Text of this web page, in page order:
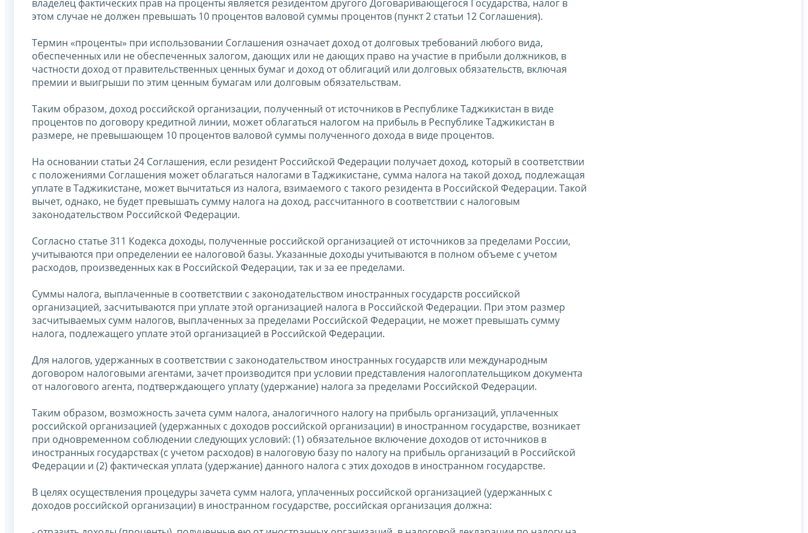
владелец фактических прав на проценты является резидентом другого Договаривающегося Государства, налог в
этом случае не должен превышать 10 процентов валовой суммы процентов (пункт 2 статьи 12 Соглашения).
Термин «проценты» при использовании Соглашения означает доход от долговых требований любого вида,
обеспеченных или не обеспеченных залогом, дающих или не дающих право на участие в прибыли должников, в
частности доход от правительственных ценных бумаг и доход от облигаций или долговых обязательств, включая
премии и выигрыши по этим ценным бумагам или долговым обязательствам.
Таким образом, доход российской организации, полученный от источников в Республике Таджикистан в виде
процентов по договору кредитной линии, может облагаться налогом на прибыль в Республике Таджикистан в
размере, не превышающем 10 процентов валовой суммы полученного дохода в виде процентов.
На основании статьи 24 Соглашения, если резидент Российской Федерации получает доход, который в соответствии
с положениями Соглашения может облагаться налогами в Таджикистане, сумма налога на такой доход, подлежащая
уплате в Таджикистане, может вычитаться из налога, взимаемого с такого резидента в Российской Федерации. Такой
вычет, однако, не будет превышать сумму налога на доход, рассчитанного в соответствии с налоговым
законодательством Российской Федерации.
Согласно статье 311 Кодекса доходы, полученные российской организацией от источников за пределами России,
учитываются при определении ее налоговой базы. Указанные доходы учитываются в полном объеме с учетом
расходов, произведенных как в Российской Федерации, так и за ее пределами.
Суммы налога, выплаченные в соответствии с законодательством иностранных государств российской
организацией, засчитываются при уплате этой организацией налога в Российской Федерации. При этом размер
засчитываемых сумм налогов, выплаченных за пределами Российской Федерации, не может превышать сумму
налога, подлежащего уплате этой организацией в Российской Федерации.
Для налогов, удержанных в соответствии с законодательством иностранных государств или международным
договором налоговыми агентами, зачет производится при условии представления налогоплательщиком документа
от налогового агента, подтверждающего уплату (удержание) налога за пределами Российской Федерации.
Таким образом, возможность зачета сумм налога, аналогичного налогу на прибыль организаций, уплаченных
российской организацией (удержанных с доходов российской организации) в иностранном государстве, возникает
при одновременном соблюдении следующих условий: (1) обязательное включение доходов от источников в
иностранных государствах (с учетом расходов) в налоговую базу по налогу на прибыль организаций в Российской
Федерации и (2) фактическая уплата (удержание) данного налога с этих доходов в иностранном государстве.
В целях осуществления процедуры зачета сумм налога, уплаченных российской организацией (удержанных с
доходов российской организации) в иностранном государстве, российская организация должна: